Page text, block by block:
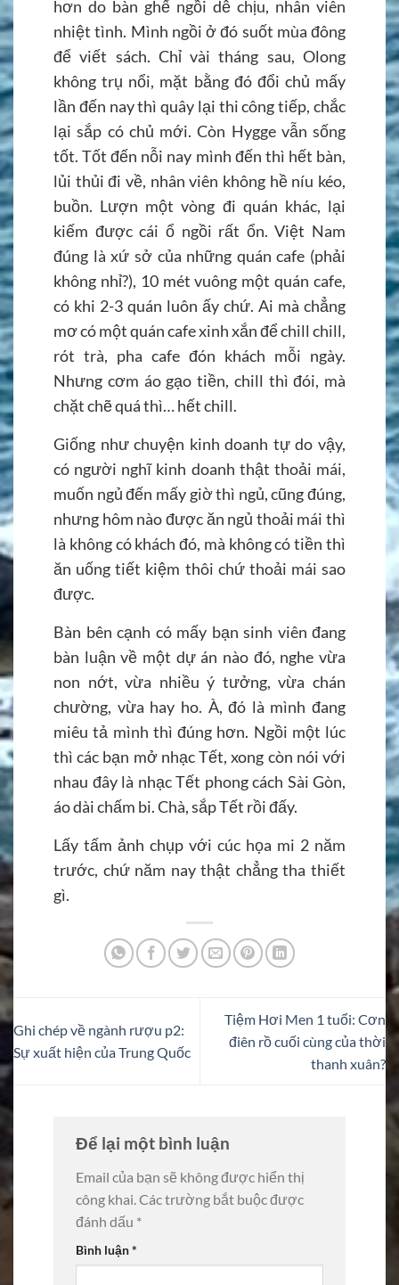
hơn do bàn ghế ngồi dễ chịu, nhân viên
nhiệt tình. Mình ngồi ở đó suốt mùa đông
để viết sách. Chỉ vài tháng sau, Olong
không trụ nổi, mặt bằng đó đổi chủ mấy
lần đến nay thì quây lại thi công tiếp, chắc
lại sắp có chủ mới. Còn Hygge vẫn sống
tốt. Tốt đến nỗi nay mình đến thì hết bàn,
lủi thủi đi về, nhân viên không hề níu kéo,
buồn. Lượn một vòng đi quán khác, lại
kiếm được cái ổ ngồi rất ổn. Việt Nam
đúng là xứ sở của những quán cafe (phải
không nhỉ?), 10 mét vuông một quán cafe,
có khi 2-3 quán luôn ấy chứ. Ai mà chẳng
mơ có một quán cafe xinh xắn để chill chill,
rót trà, pha cafe đón khách mỗi ngày.
Nhưng cơm áo gạo tiền, chill thì đói, mà
chặt chẽ quá thì… hết chill.
Giống như chuyện kinh doanh tự do vậy,
có người nghĩ kinh doanh thật thoải mái,
muốn ngủ đến mấy giờ thì ngủ, cũng đúng,
nhưng hôm nào được ăn ngủ thoải mái thì
là không có khách đó, mà không có tiền thì
ăn uống tiết kiệm thôi chứ thoải mái sao
được.
Bàn bên cạnh có mấy bạn sinh viên đang
bàn luận về một dự án nào đó, nghe vừa
non nớt, vừa nhiều ý tưởng, vừa chán
chường, vừa hay ho. À, đó là mình đang
miêu tả mình thì đúng hơn. Ngồi một lúc
thì các bạn mở nhạc Tết, xong còn nói với
nhau đây là nhạc Tết phong cách Sài Gòn,
áo dài chấm bi. Chà, sắp Tết rồi đấy.
Lấy tấm ảnh chụp với cúc họa mi 2 năm
trước, chứ năm nay thật chẳng tha thiết
gì.
Ghi chép về ngành rượu p2:
Sự xuất hiện của Trung Quốc
Tiệm Hơi Men 1 tuổi: Cơn
điên rồ cuối cùng của thời
thanh xuân?
Để lại một bình luận
Email của bạn sẽ không được hiển thị
công khai. Các trường bắt buộc được
đánh dấu *
Bình luận*